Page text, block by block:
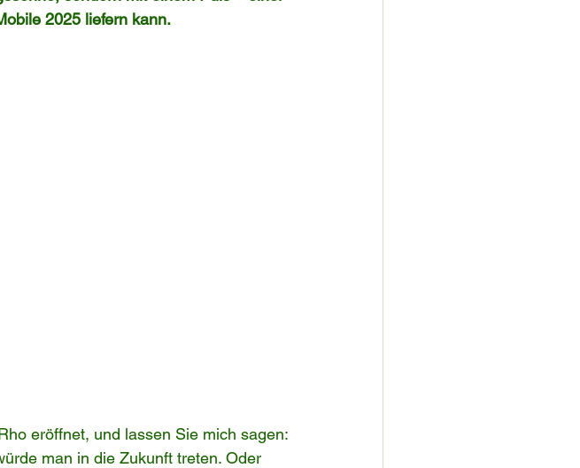
2025 liefern kann.
eröffnet, und lassen Sie mich sagen:
man in die Zukunft treten. Oder